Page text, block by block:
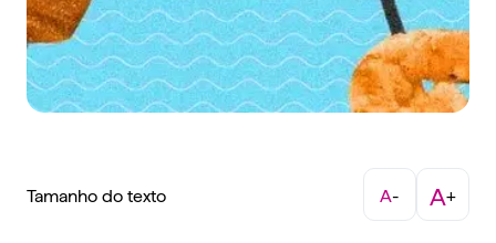
Tamanho do texto A- A+